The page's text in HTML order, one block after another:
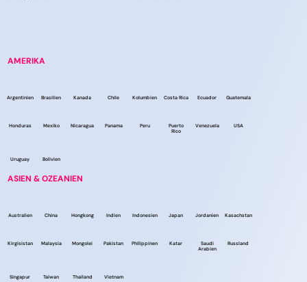
AMERIKA
Argentinien Brasilien Kanada Chile Kolumbien Costa Rica Ecuador Guatemala
Honduras Mexiko Nicaragua Panama Peru
Puerto
Rico
Venezuela USA
Uruguay Bolivien
ASIEN & OZEANIEN
Australien China Hongkong Indien Indonesien Japan Jordanien Kasachstan
Kirgisistan Malaysia Mongolei Pakistan Philippinen Katar
Saudi
Arabien
Russland
Singapur Taiwan Thailand Vietnam